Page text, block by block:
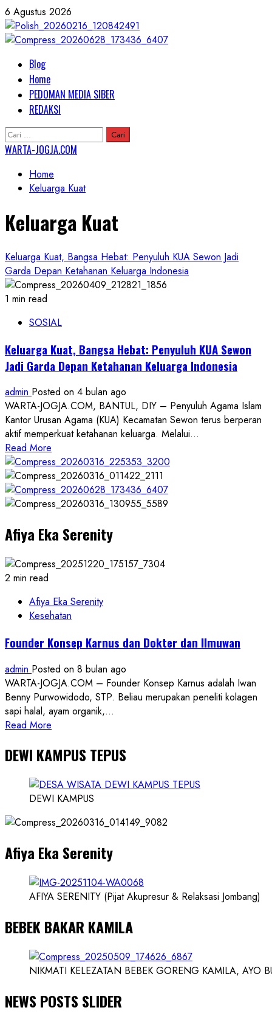
Skip
to
content
6 Agustus 2026
Primary
Menu
Blog
Home
PEDOMAN MEDIA SIBER
REDAKSI
Cari
untuk:
WARTA-JOGJA.COM
Home
Keluarga Kuat
Keluarga Kuat
Keluarga Kuat, Bangsa Hebat: Penyuluh KUA Sewon Jadi
Garda Depan Ketahanan Keluarga Indonesia
1 min read
SOSIAL
Keluarga Kuat, Bangsa Hebat: Penyuluh KUA Sewon
Jadi Garda Depan Ketahanan Keluarga Indonesia
admin Posted on 4 bulan ago
WARTA-JOGJA.COM, BANTUL, DIY – Penyuluh Agama Islam
Kantor Urusan Agama (KUA) Kecamatan Sewon terus berperan
aktif memperkuat ketahanan keluarga. Melalui...
Read More
more
about
Keluarga
Kuat,
Hebat:
Penyuluh
KUA
Sewon
Garda
Depan
Keluarga
Afiya Eka Serenity
2 min read
Afiya Eka Serenity
Kesehatan
Founder Konsep Karnus dan Dokter dan Ilmuwan
admin Posted on 8 bulan ago
WARTA-JOGJA.COM – Founder Konsep Karnus adalah Iwan
Benny Purwowidodo, STP. Beliau merupakan peneliti kolagen
sapi halal, ayam organik,...
Read More
about
Konsep
Karnus
Dokter
Ilmuwan
DEWI KAMPUS TEPUS
DEWI KAMPUS
Afiya Eka Serenity
AFIYA SERENITY (Pijat Akupresur & Relaksasi Jombang)
BEBEK BAKAR KAMILA
NIKMATI KELEZATAN BEBEK GORENG KAMILA, AYO
NEWS POSTS SLIDER